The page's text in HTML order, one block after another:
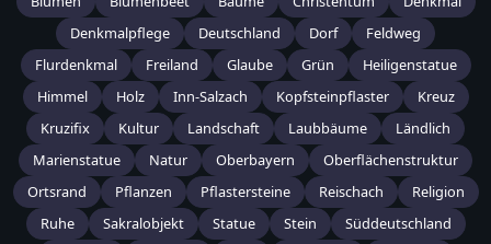
Denkmalpflege
Deutschland Dorf
Feldweg
Flurdenkmal
Freiland Glaube Grün
Heiligenstatue
Himmel
Holz Inn-Salzach Kopfsteinpflaster
Kreuz
Kruzifix
Kultur Landschaft Laubbäume
Ländlich
Marienstatue
Natur Oberbayern
Oberflächenstruktur
Ortsrand
Pflanzen Pflastersteine Reischach
Religion
Ruhe
Sakralobjekt Statue Stein
Süddeutschland